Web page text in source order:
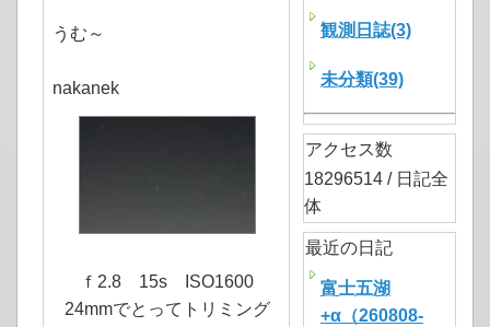
うむ～
nakanek
ｆ2.8 15s ISO1600
24mmでとってトリミング
観測日誌(3)
未分類(39)
アクセス数
18296514 / 日記全
体
最近の日記
富士五湖
+α（260808-